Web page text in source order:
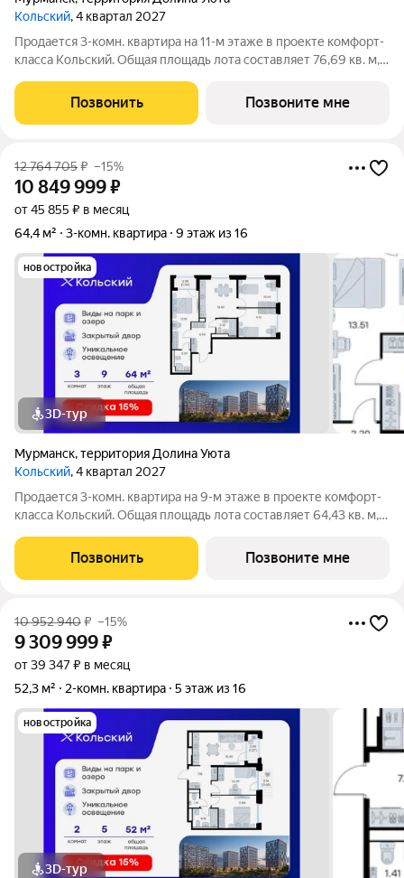
Кольский, 4 квартал 2027
Продается 3-комн. квартира на 11-м этаже в проекте комфорт-
класса Кольский. Общая площадь лота составляет 76,69 кв. м,
кухонную зону. Номер квартиры - 234. Преимущества
квартиры: евро-4;
Позвонить Позвоните мне
12 764 705₽ –15%
10 849 999₽
от 45 855 ₽ в месяц
64,4 м²
3-комн. квартира 9 этаж из 16
новостройка
3D-тур
Мурманск,территория Долина Уюта
Кольский, 4 квартал 2027
Продается 3-комн. квартира на 9-м этаже в проекте комфорт-
класса Кольский. Общая площадь лота составляет 64,43 кв. м,
кухонную зону. Номер квартиры - 672. Преимущества
квартиры: компактная
Позвонить Позвоните мне
10 952 940₽ –15%
9 309 999₽
от 39 347 ₽ в месяц
52,3 м²
2-комн. квартира 5 этаж из 16
новостройка
3D-тур